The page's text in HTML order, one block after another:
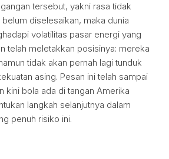
tersebut, yakni rasa tidak
diselesaikan, maka dunia
volatilitas pasar energi yang
telah meletakkan posisinya: mereka
tidak akan pernah lagi tunduk
asing. Pesan ini telah sampai
kini bola ada di tangan Amerika
langkah selanjutnya dalam
penuh risiko ini.